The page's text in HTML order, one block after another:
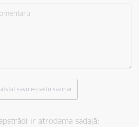
savu e-pastu saziņai
ir atrodama sadaļā: